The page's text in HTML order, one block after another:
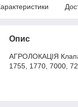
Опис
АГРОЛОКАЦІЯ
1755, 1770, 7000,